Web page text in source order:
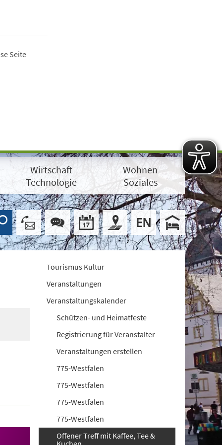
Seite
Wirtschaft
Technologie
Wohnen
Soziales
Tourismus Kultur
Veranstaltungen
Veranstaltungskalender
Schützen- und Heimatfeste
Registrierung für Veranstalter
Veranstaltungen erstellen
775-Westfalen
775-Westfalen
775-Westfalen
775-Westfalen
Offener Treff mit Kaffee, Tee &